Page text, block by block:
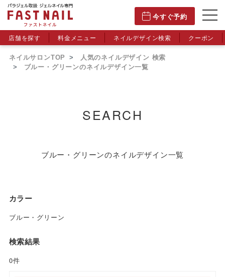
今すぐ予約
店舗を探す 料金メニュー ネイルデザイン検索 クーポン
ネイルサロンTOP
人気のネイルデザイン 検索
ブルー・グリーンのネイルデザイン一覧
SEARCH
ブルー・グリーンのネイルデザイン一覧
カラー
ブルー・グリーン
検索結果
0件